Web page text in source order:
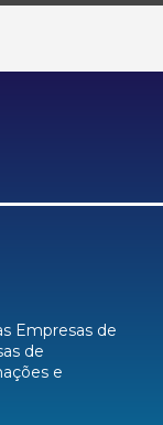
Empresas de
de
e